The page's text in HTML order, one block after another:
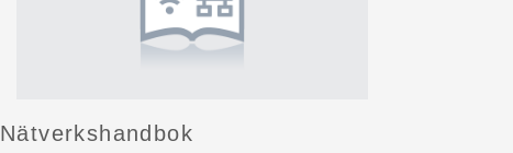
Nätverkshandbok